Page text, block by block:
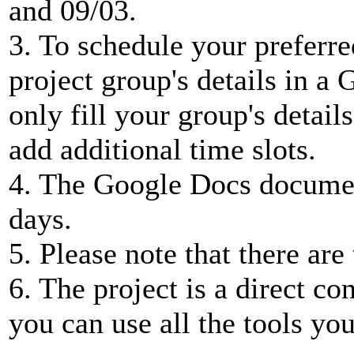
and 09/03.
3. To schedule your
project group's details in a
only fill your group's
add additional time slots.
4. The Google Docs
days.
5. Please note that there
6. The project is a direct
you can use all the tools